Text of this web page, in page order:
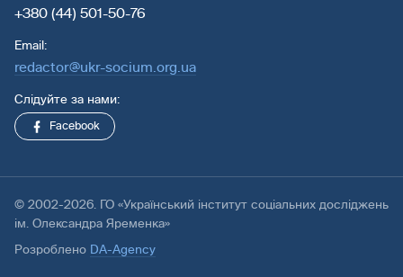
+380 (44) 501-50-76
Email:
redactor@ukr-socium.org.ua
Слідуйте за нами:
Facebook
© 2002-2026. ГО «Український інститут соціальних досліджень
ім. Олександра Яременка»
Розроблено DA-Agency